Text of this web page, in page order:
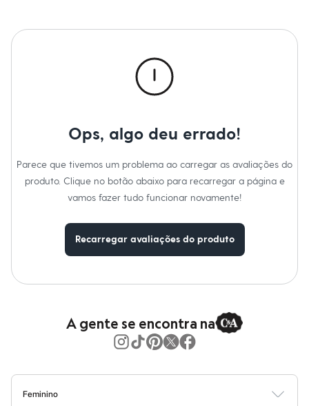
Personagens
Plus size
Dia dos Pais
Inverno
Novidades
Camisetas e Regatas
Jeans
Polos
Chapéus e Bonés
Relógios
Calçados
Botas
Ops, algo deu errado!
Parece que tivemos um problema ao carregar as avaliações do
produto. Clique no botão abaixo para recarregar a página e
vamos fazer tudo funcionar novamente!
Recarregar avaliações do produto
A gente se encontra na
Feminino